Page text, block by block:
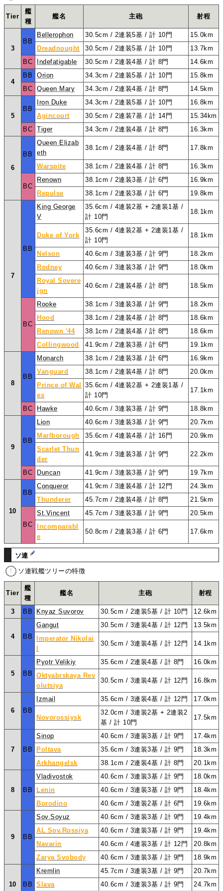
Tier
艦
種
艦名 主砲 射程
3
BB
Bellerophon 30.5cm / 2連装5基 / 計 10門
15.0km
Dreadnought
30.5cm / 2連装5基 / 計 10門
13.7km
BC
Indefatigable 30.5cm / 2連装4基 / 計 8門 14.6km
4
BB Orion 34.3cm / 2連装5基 / 計 10門
15.8km
BC Queen Mary 34.3cm / 2連装4基 / 計 8門 14.5km
5
BB
Iron Duke 34.3cm / 2連装5基 / 計 10門
16.8km
Agincourt
30.5cm / 2連装7基 / 計 14門
15.34km
BC Tiger 34.3cm / 2連装4基 / 計 8門 16.3km
6
BB
Queen Elizab
eth
38.1cm / 2連装4基 / 計 8門 17.8km
Warspite 38.1cm / 2連装4基 / 計 8門 16.3km
BC
Renown 38.1cm / 2連装3基 / 計 6門
16.9km
Repulse
38.1cm / 2連装3基 / 計 6門 19.8km
7
BB
King George
V
35.6cm / 4連装2基 + 2連装1基 /
計 10門
18.1km
Duke of York
35.6cm / 4連装2基 + 2連装1基 /
計 10門
18.1km
Nelson 40.6cm / 3連装3基 / 計 9門
18.2km
Rodney
40.6cm / 3連装3基 / 計 9門
18.0km
Royal Sovere
ign
40.6cm / 2連装4基 / 計 8門 18.5km
BC
Rooke 38.1cm / 3連装3基 / 計 9門
18.2km
Hood
38.1cm / 2連装4基 / 計 8門
18.6km
Renown '44
38.1cm / 2連装4基 / 計 8門
18.6km
Collingwood
41.9cm / 2連装3基 / 計 6門 19.1km
8
BB
Monarch 38.1cm / 2連装3基 / 計 6門
16.9km
Vanguard
38.1cm / 2連装4基 / 計 8門
20.0km
Prince of Wal
es
35.6cm / 4連装2基 + 2連装1基 /
計 10門
17.1km
BC Hawke 40.6cm / 3連装3基 / 計 9門 18.8km
9
BB
Lion 40.6cm / 3連装3基 / 計 9門
20.7km
Marlborough
35.6cm / 4連装4基 / 計 16門
20.9km
Scarlet Thun
der
41.9cm / 3連装3基 / 計 9門 22.2km
BC Duncan 41.9cm / 3連装3基 / 計 9門 19.7km
10
BB
Conqueror 41.9cm / 3連装4基 / 計 12門
24.3km
Thunderer
45.7cm / 2連装4基 / 計 8門 21.5km
BC
St.Vincent 45.7cm / 3連装3基 / 計 9門
20.5km
Incomparabl
e
50.8cm / 2連装3基 / 計 6門 17.6km
ソ連
ソ連戦艦ツリーの特徴
Tier
艦
種
艦名 主砲 射程
3 BB Knyaz Suvorov 30.5cm / 2連装5基 / 計 10門 12.6km
4 BB
Gangut 30.5cm / 3連装4基 / 計 12門
13.5km
Imperator Nikolai
I
30.5cm / 3連装4基 / 計 12門 14.1km
5 BB
Pyotr Velikiy 35.6cm / 2連装4基 / 計 8門
16.0km
Oktyabrskaya Rev
olutsiya
30.5cm / 3連装4基 / 計 12門 16.8km
6 BB
Izmail 35.6cm / 3連装4基 / 計 12門 17.0km
Novorossiysk
32.0cm / 3連装2基 + 2連装2
基 / 計 10門
17.5km
7 BB
Sinop 40.6cm / 3連装3基 / 計 9門
17.4km
Poltava
35.6cm / 3連装3基 / 計 9門
18.3km
Arkhangelsk
38.1cm / 2連装4基 / 計 8門 20.1km
8 BB
Vladivostok 40.6cm / 3連装3基 / 計 9門
18.0km
Lenin
40.6cm / 3連装3基 / 計 9門
18.4km
Borodino
40.6cm / 3連装2基 / 計 6門 19.6km
9 BB
Sov.Soyuz 40.6cm / 3連装3基 / 計 9門
19.4km
AL Sov.Rossiya
40.6cm / 3連装3基 / 計 9門
19.4km
Navarin
40.6cm / 4連装3基 / 計 12門
20.8km
Zarya Svobody
40.6cm / 3連装3基 / 計 9門 18.9km
10 BB
Kremlin 45.7cm / 3連装3基 / 計 9門
20.7km
Slava
40.6cm / 3連装3基 / 計 9門
24.7km